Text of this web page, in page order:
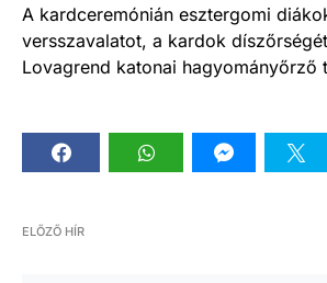
A kardceremónián esztergomi
versszavalatot, a kardok
Lovagrend katonai hagyományőrző
ELŐZŐ HÍR